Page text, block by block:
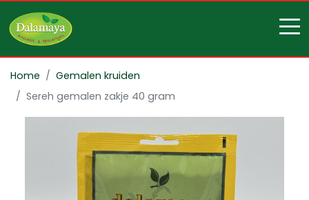
Home
Gemalen kruiden
Sereh gemalen zakje 40 gram